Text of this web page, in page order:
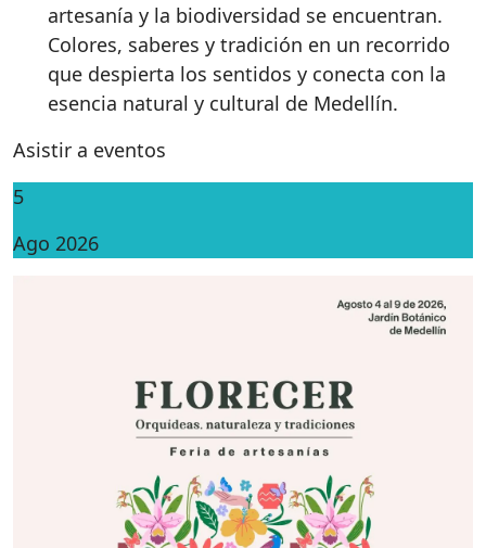
artesanía y la biodiversidad se encuentran.
Colores, saberes y tradición en un recorrido
que despierta los sentidos y conecta con la
esencia natural y cultural de Medellín.
Asistir a eventos
5
Ago 2026